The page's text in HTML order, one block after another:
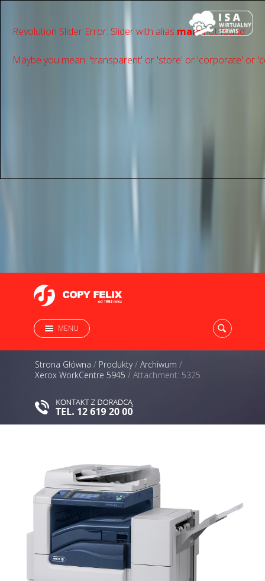
Revolution Slider Error: Slider with alias mainnot found.
Maybe you mean: 'transparent' or 'store' or 'сorporate' or
MENU
Strona Główna / Produkty/ Archiwum /
Xerox WorkCentre 5945 / Attachment: 5325